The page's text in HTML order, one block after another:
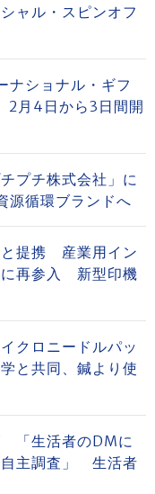
ャル・スピンオフ
ナショナル・ギフ
月4日から3日間開
プチ株式会社」に
循環ブランドへ
提携 産業用イン
に再参入 新型印機
クロニードルパッ
と共同、鍼より使
「生活者のDMに
自主調査」 生活者